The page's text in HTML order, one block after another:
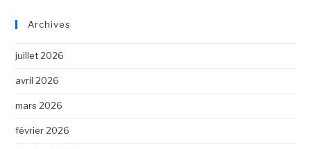
Archives
juillet 2026
avril 2026
mars 2026
février 2026